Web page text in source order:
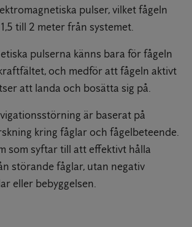
pulser, vilket fågeln
till 2 meter från systemet.
pulserna känns bara för fågeln
och medför att fågeln aktivt
att landa och bosätta sig på.
är baserat på
kring fåglar och fågelbeteende.
som syftar till att effektivt hålla
störande fåglar, utan negativ
eller bebyggelsen.